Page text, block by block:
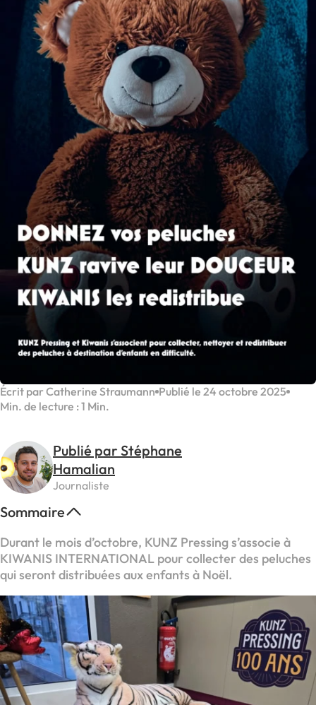
Écrit par Catherine Straumann Publié le 24 octobre 2025
Min. de lecture : 1 Min.
Publié par Stéphane
Hamalian
Journaliste
Sommaire
Durant le mois d’octobre, KUNZ Pressing s’associe à
KIWANIS INTERNATIONAL pour collecter des peluches
qui seront distribuées aux enfants à Noël.